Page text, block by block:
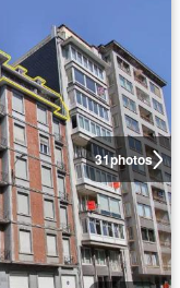
31photos